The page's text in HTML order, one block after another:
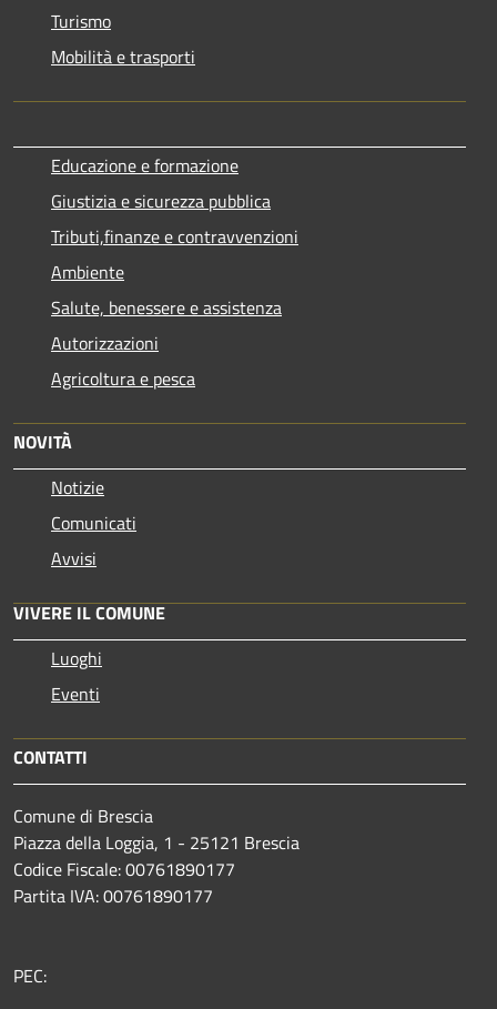
Turismo
Mobilità e trasporti
Educazione e formazione
Giustizia e sicurezza pubblica
Tributi,finanze e contravvenzioni
Ambiente
Salute, benessere e assistenza
Autorizzazioni
Agricoltura e pesca
NOVITÀ
Notizie
Comunicati
Avvisi
VIVERE IL COMUNE
Luoghi
Eventi
CONTATTI
Comune di Brescia
Piazza della Loggia, 1 - 25121 Brescia
Codice Fiscale: 00761890177
Partita IVA: 00761890177
PEC: